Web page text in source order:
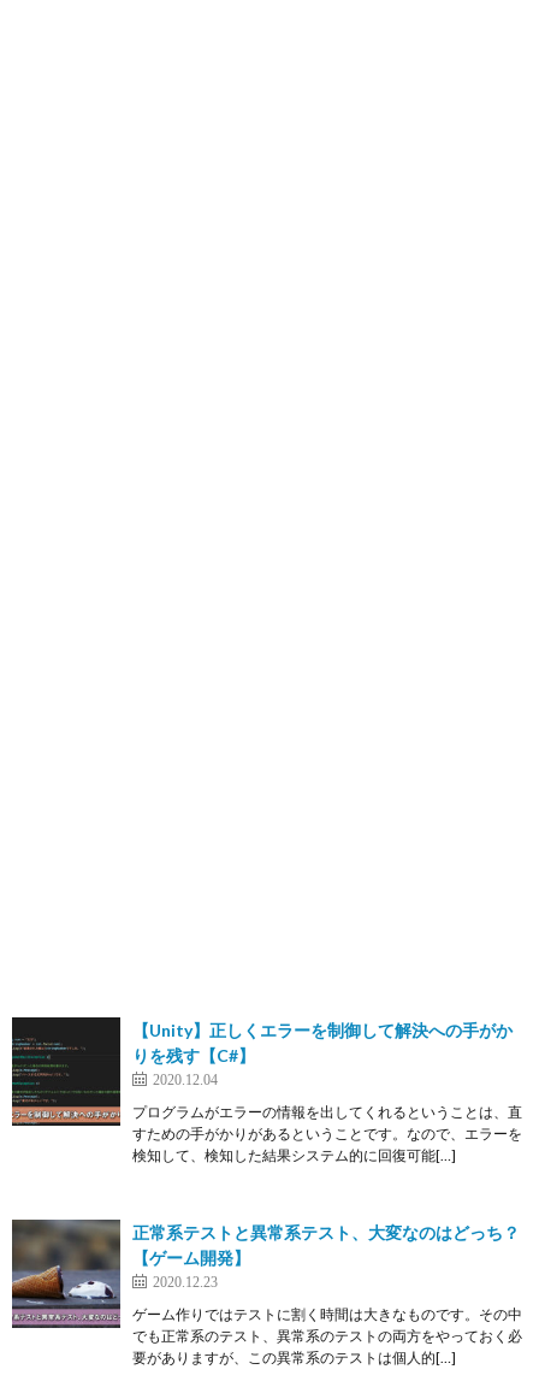
【Unity】正しくエラーを制御して解決への手がか
りを残す【C#】
2020.12.04
プログラムがエラーの情報を出してくれるということは、直
すための手がかりがあるということです。なので、エラーを
検知して、検知した結果システム的に回復可能[…]
正常系テストと異常系テスト、大変なのはどっち？
【ゲーム開発】
2020.12.23
ゲーム作りではテストに割く時間は大きなものです。その中
でも正常系のテスト、異常系のテストの両方をやっておく必
要がありますが、この異常系のテストは個人的[…]